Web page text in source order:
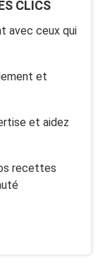
CLICS
avec ceux qui
et
et aidez
recettes